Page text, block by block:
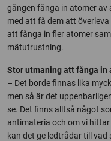
gången fånga in atomer av
med att få dem att
att fånga in fler atomer
mätutrustning.
Stor utmaning att fånga in
– Det borde finnas lika
men så är det
se. Det finns alltså något
antimateria och om vi
kan det ge ledtrådar till vad